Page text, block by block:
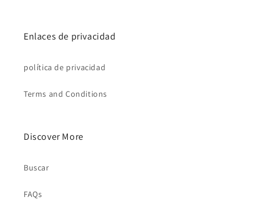
Enlaces de privacidad
política de privacidad
Terms and Conditions
Discover More
Buscar
FAQs